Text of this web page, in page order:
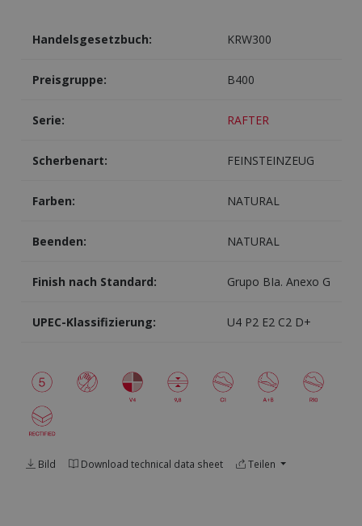
Handelsgesetzbuch: KRW300
Preisgruppe: B400
Serie: RAFTER
Scherbenart: FEINSTEINZEUG
Farben: NATURAL
Beenden: NATURAL
Finish nach Standard: Grupo BIa. Anexo G
UPEC-Klassifizierung: U4 P2 E2 C2 D+
Bild Download technical data sheet Teilen